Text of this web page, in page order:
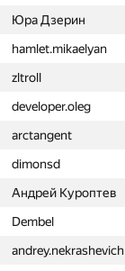
Юра Дзерин
hamlet.mikaelyan
zltroll
developer.oleg
arctangent
dimonsd
Андрей Куроптев
Dembel
andrey.nekrashevich
d@lyukov.com
asdf.solvation
Хабиров Александр
weedjy2
masamasakt
udigo
sbt7020
zdd-2000
ualab